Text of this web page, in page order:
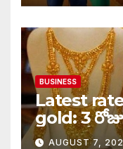
BUSINESS
Latest
gold: 3
తులం గోల్డ్…
AUGUST 7,